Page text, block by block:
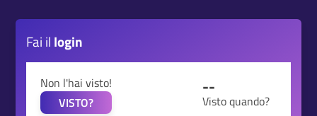
Fai il login
Non l'hai visto!
VISTO?
--
Visto quando?